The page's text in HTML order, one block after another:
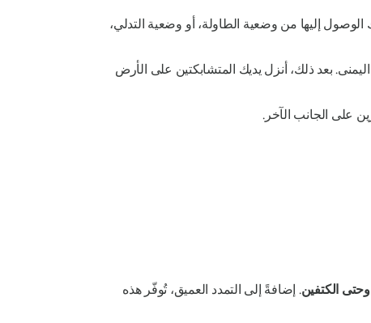
الوصول إليها من وضعية الطاولة، أو وضعية التدلي،
بعد ذلك، أنزل يديك المتشابكتين على الأرض
على الجانب الآخر.
وحتى الكتفين. إضافةً إلى التمدد العميق، تُوفّر هذه